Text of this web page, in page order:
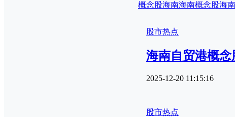
概念股海南海南概念股海
股市热点
海南自贸港概
2025-12-20 11:15:16
股市热点